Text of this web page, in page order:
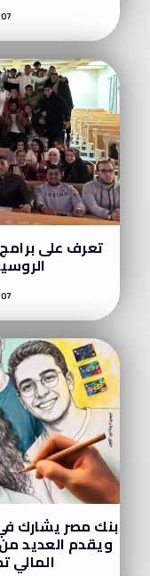
07
تعرف على برامج
07
بنك مصر يشارك في
ويقدم العديد
المالي